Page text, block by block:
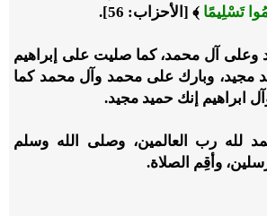
تَسْلِيمًا ﴾ [الأحزاب: 56].
وعلى آل محمد، كما صليت على إبراهيم
مجيد، وبارك على محمد وآل محمد كما
ابراهيم إنك حميد مجيد.
لله رب العالمين، وصلى الله وسلم
وأقِم الصلاة.